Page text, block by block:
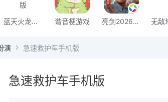
蓝天火龙传奇安卓版 谐音梗游戏 亮剑2026官方版
演 急速救护车手机版
急速救护车手机版